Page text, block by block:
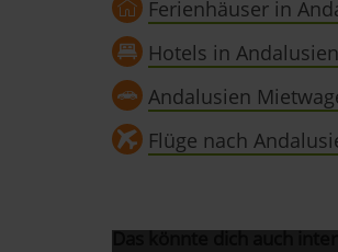
Ferienhäuser in
Hotels in Andalusien
Andalusien
Flüge nach
Das könnte dich auch